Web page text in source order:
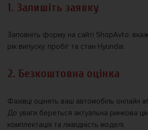
1. Залишіть заявку
Заповніть форму на сайті ShopAvto:
рік випуску, пробіг та стан Hyundai.
2. Безкоштовна оцінка
Фахівці оцінять ваш автомобіль онлайн
До уваги береться актуальна ринкова
комплектація та ліквідність моделі.